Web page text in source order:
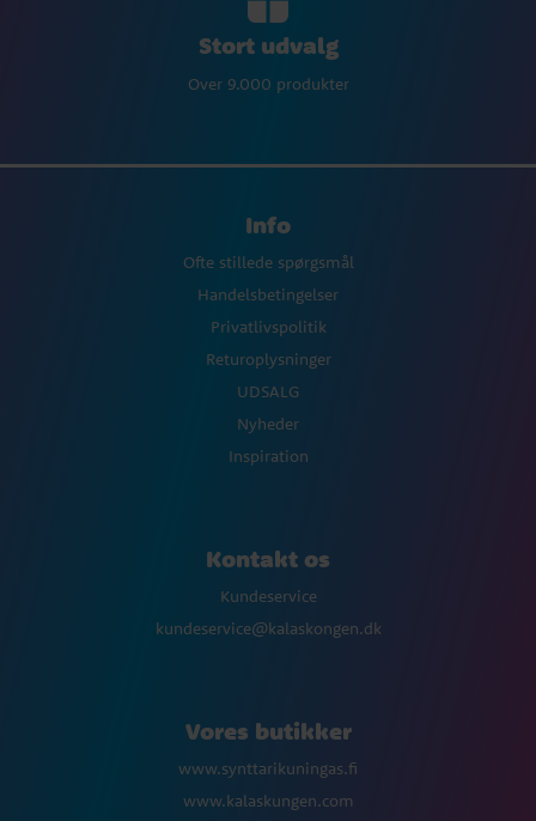
Stort udvalg
Over 9.000 produkter
Info
Ofte stillede spørgsmål
Handelsbetingelser
Privatlivspolitik
Returoplysninger
UDSALG
Nyheder
Inspiration
Kontakt os
Kundeservice
kundeservice@kalaskongen.dk
Vores butikker
www.synttarikuningas.fi
www.kalaskungen.com